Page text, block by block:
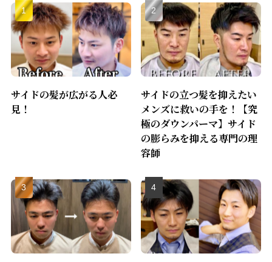
サイドの髪が広がる人必
見！
サイドの立つ髪を抑えたい
メンズに救いの手を！【究
極のダウンパーマ】サイド
の膨らみを抑える専門の理
容師